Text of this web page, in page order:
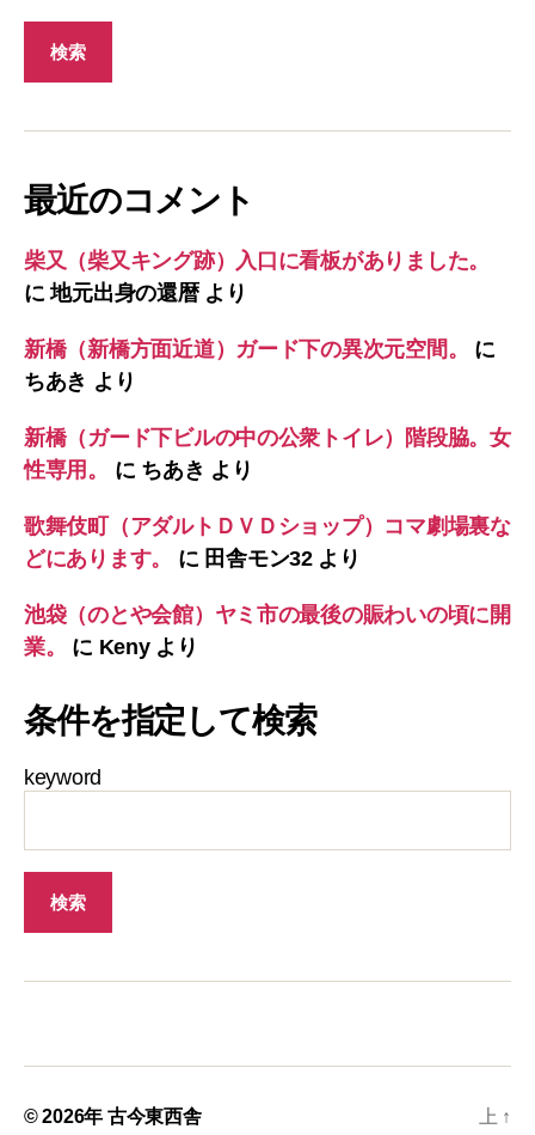
最近のコメント
柴又（柴又キング跡）入口に看板がありました。
に地元出身の還暦より
新橋（新橋方面近道）ガード下の異次元空間。
に
ちあき より
新橋（ガード下ビルの中の公衆トイレ）階段脇。女
性専用。
に ちあき より
歌舞伎町（アダルトＤＶＤショップ）コマ劇場裏な
どにあります。
に 田舎モン32より
池袋（のとや会館）ヤミ市の最後の賑わいの頃に開
業。
に Kenyより
条件を指定して検索
keyword
© 2026年 古今東西舎 上 ↑